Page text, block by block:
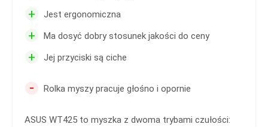
+ Jest ergonomiczna
+ Ma dosyć dobry stosunek jakości do ceny
+ Jej przyciski są ciche
- Rolka myszy pracuje głośno i opornie
ASUS WT425 to myszka z dwoma trybami czułości: